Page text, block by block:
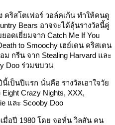
คริสโตเฟอร์ วอล์คเก้น ทำให้คนดู
Bears อาจจะได้ลุ้นรางวัลนี้คู่
อดเยี่ยมจาก Catch Me If You
to Smoochy เฮย์เดน คริสเตน
ม กรีน จาก Stealing Harvard และ
Doo ร่วมขบวน
เป็นปีแรก นั่นคือ รางวัลเอาใจวัย
Crazy Nights, XXX,
และ Scooby Doo
มื่อปี 1980 โดย จอห์น วิลสัน คน